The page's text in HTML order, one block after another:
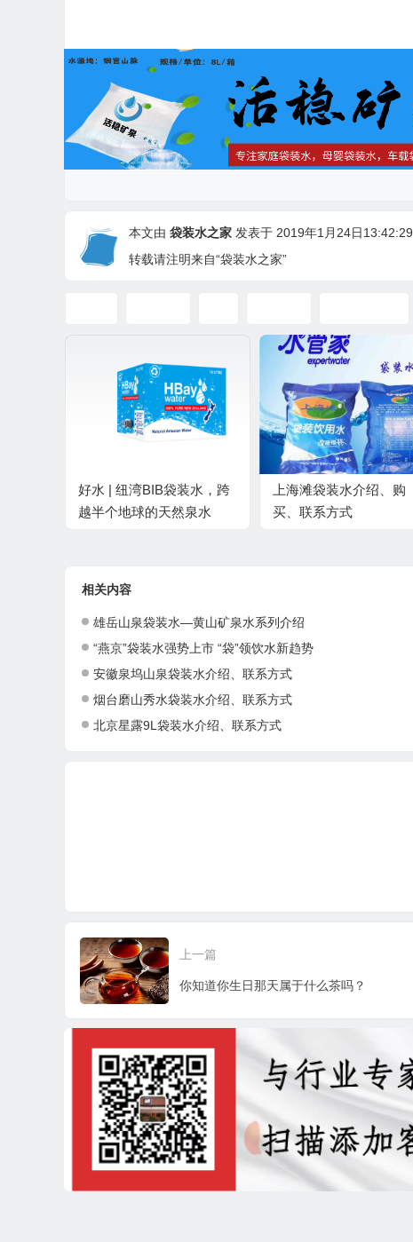
本文由 袋装水之家 发表于 2019年1月24日13:42:29
转载请注明来自“袋装水之家”
好水 | 纽湾BIB袋装水，跨
越半个地球的天然泉水
上海滩袋装水介绍、购
买、联系方式
相关内容
雄岳山泉袋装水—黄山矿泉水系列介绍
“燕京”袋装水强势上市 “袋”领饮水新趋势
安徽泉坞山泉袋装水介绍、联系方式
烟台磨山秀水袋装水介绍、联系方式
北京星露9L袋装水介绍、联系方式
上一篇
你知道你生日那天属于什么茶吗？